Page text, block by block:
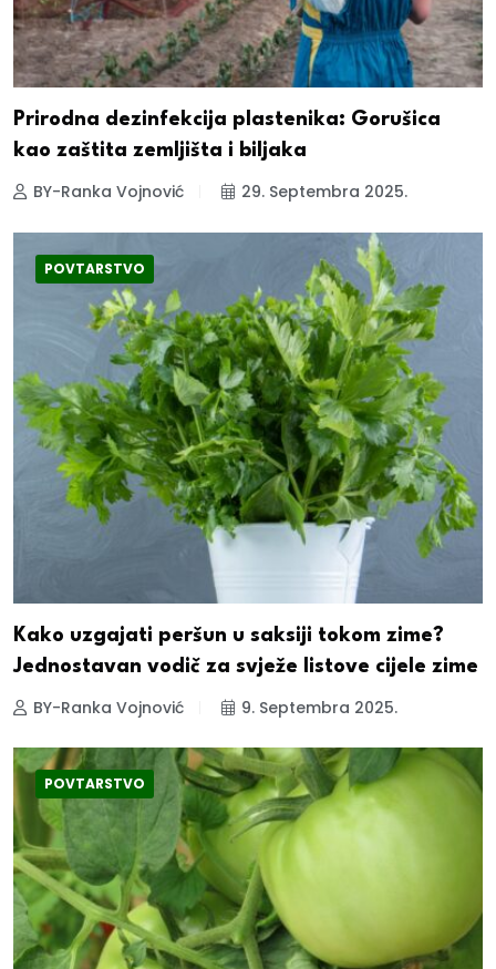
Prirodna dezinfekcija plastenika: Gorušica
kao zaštita zemljišta i biljaka
BY-Ranka Vojnović 29. Septembra 2025.
POVTARSTVO
Kako uzgajati peršun u saksiji tokom zime?
Jednostavan vodič za svježe listove cijele zime
BY-Ranka Vojnović 9. Septembra 2025.
POVTARSTVO